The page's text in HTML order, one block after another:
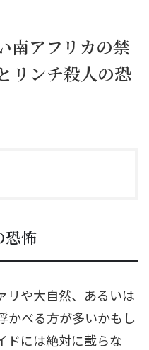
南アフリカの禁
リンチ殺人の恐
恐怖
リや大自然、あるいは
かべる方が多いかもし
ドには絶対に載らな